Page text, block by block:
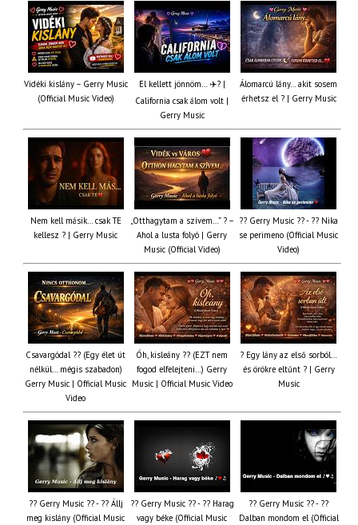
Vidéki kislány – Gerry Music
(Official Music Video)
El kellett jönnöm… ✈️? |
California csak álom volt |
Gerry Music
Álomarcú lány… akit sosem
érhetsz el ? | Gerry Music
Nem kell másik… csak TE
kellesz ? | Gerry Music
„Otthagytam a szívem…” ? –
Ahol a lusta folyó | Gerry
Music (Official Video)
?? Gerry Music ?? - ?? Nika
se perimeno (Official Music
Video)
Csavargódal ?? (Egy élet út
nélkül… mégis szabadon)
Gerry Music | Official Music
Video
Óh, kisleány ?? (EZT nem
fogod elfelejteni…) Gerry
Music | Official Music Video
? Egy lány az első sorból…
és örökre eltűnt ? | Gerry
Music
?? Gerry Music ?? - ?? Állj
meg kislány (Official Music
?? Gerry Music ?? - ?? Harag
vagy béke (Official Music
?? Gerry Music ?? - ??
Dalban mondom el (Official